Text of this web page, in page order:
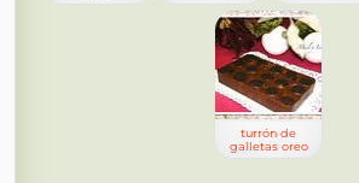
turrón de
galletas oreo